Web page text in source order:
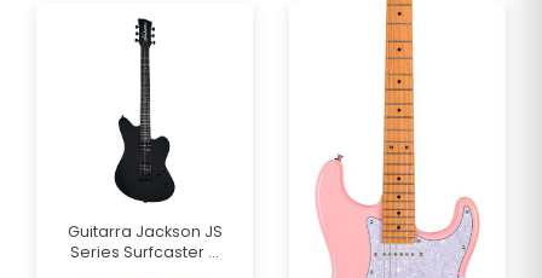
Guitarra Jackson JS
Series Surfcaster ...